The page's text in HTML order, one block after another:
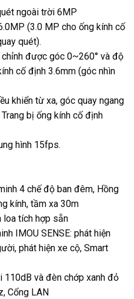
ngoài trời 6MP
(3.0 MP cho ống kính cố
quét).
chỉnh được góc 0~260° và độ
cố định 3.6mm (góc nhìn
khiển từ xa, góc quay ngang
bị ống kính cố định
hình 15fps.
4 chế độ ban đêm, Hồng
kính, tầm xa 30m
loa tích hợp sẵn
IMOU SENSE: phát hiện
phát hiện xe cộ, Smart
110dB và đèn chớp xanh đỏ
Cổng LAN